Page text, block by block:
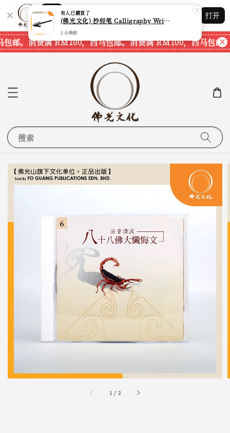
Shopping: 追踪您的订单
您信赖的商店
打开
邮。 消费满 RM100，西马包邮。消费满 RM100，西马包邮。
搜索
1 / 2
有人已購買了
(佛光文化) 抄经笔 Calligraphy Writing Pen CP70 现货速发
2 小時前